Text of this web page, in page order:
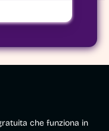
che funziona in